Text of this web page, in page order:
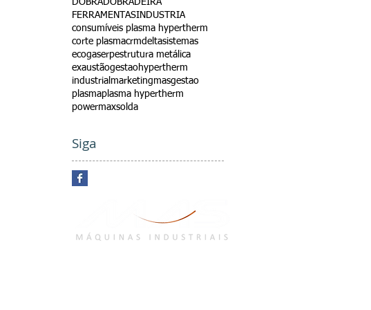
FERRAMENTASINDUSTRIA
consumíveis plasma hypertherm
corte plasmacrmdeltasistemas
ecogaserpestrutura metálica
exaustãogestaohypertherm
industrial marketingmasgestao
plasmaplasma hypertherm
powermaxsolda
Siga